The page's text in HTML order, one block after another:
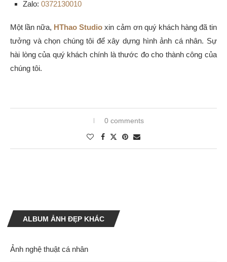
Zalo: 0372130010
Một lần nữa, HThao Studioxin cảm ơn quý khách hàng đã tin
tưởng và chọn chúng tôi để xây dựng hình ảnh cá nhân. Sự
hài lòng của quý khách chính là thước đo cho thành công của
chúng tôi.
0 comments
ALBUM ẢNH ĐẸP KHÁC
Ảnh nghệ thuật cá nhân